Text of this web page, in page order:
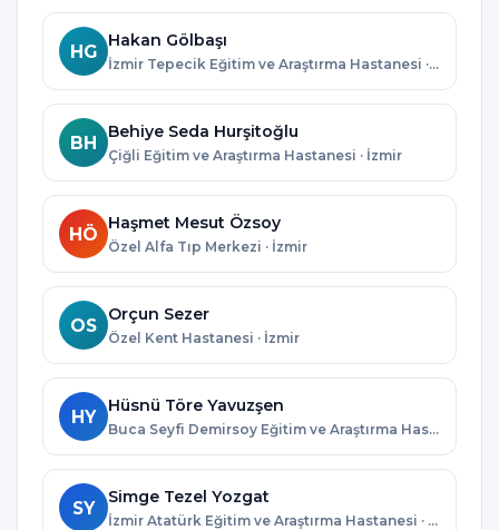
HG
Hakan Gölbaşı
İzmir Tepecik Eğitim ve Araştırma Hastanesi · İzmir
BH
Behiye Seda Hurşitoğlu
Çiğli Eğitim ve Araştırma Hastanesi · İzmir
HÖ
Haşmet Mesut Özsoy
Özel Alfa Tıp Merkezi · İzmir
OS
Orçun Sezer
Özel Kent Hastanesi · İzmir
HY
Hüsnü Töre Yavuzşen
Buca Seyfi Demirsoy Eğitim ve Araştırma Hastanesi · İzmir
SY
Simge Tezel Yozgat
İzmir Atatürk Eğitim ve Araştırma Hastanesi · İzmir